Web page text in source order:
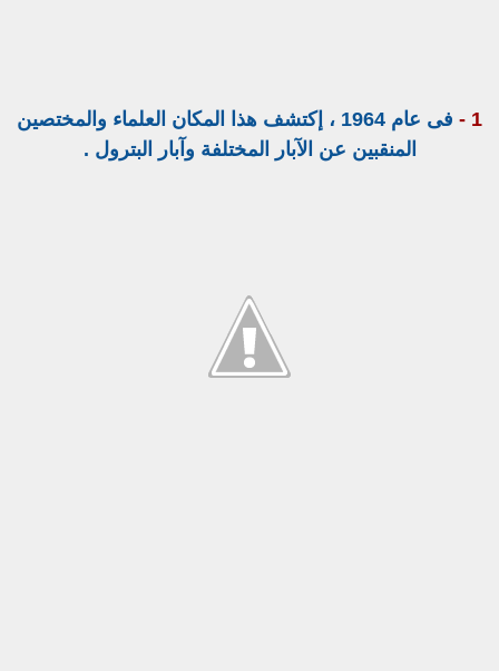
1 -
فى عام 1964 ، إكتشف هذا المكان العلماء والمختصين
المنقبين عن الآبار المختلفة وآبار البترول .